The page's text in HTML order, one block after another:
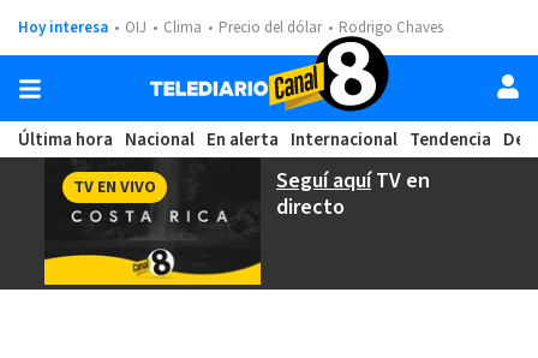
Hoy interesa OIJ Clima Precio del dólar Rodrigo Chaves
Última hora Nacional En alerta Internacional Tendencia
Seguí aquíTV en
directo
TV EN VIVO